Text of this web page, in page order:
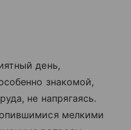
день,
знакомой,
не напрягаясь.
мелкими